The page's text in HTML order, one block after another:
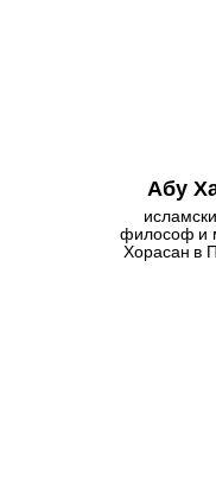
Абу
философ и
Хорасан в